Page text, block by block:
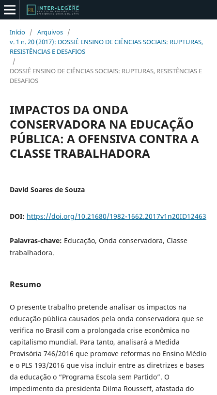
Início / Arquivos /
v. 1 n. 20 (2017): DOSSIÊ ENSINO DE CIÊNCIAS SOCIAIS: RUPTURAS,
RESISTÊNCIAS E DESAFIOS
/
DOSSIÊ ENSINO DE CIÊNCIAS SOCIAIS: RUPTURAS, RESISTÊNCIAS E
DESAFIOS
IMPACTOS DA ONDA
CONSERVADORA NA EDUCAÇÃO
PÚBLICA: A OFENSIVA CONTRA A
CLASSE TRABALHADORA
David Soares de Souza
DOI: https://doi.org/10.21680/1982-1662.2017v1n20ID12463
Palavras-chave: Educação, Onda conservadora, Classe
trabalhadora.
Resumo
O presente trabalho pretende analisar os impactos na
educação pública causados pela onda conservadora que se
verifica no Brasil com a prolongada crise econômica no
capitalismo mundial. Para tanto, analisará a Medida
Provisória 746/2016 que promove reformas no Ensino Médio
e o PLS 193/2016 que visa incluir entre as diretrizes e bases
da educação o “Programa Escola sem Partido”. O
impedimento da presidenta Dilma Rousseff, afastada do